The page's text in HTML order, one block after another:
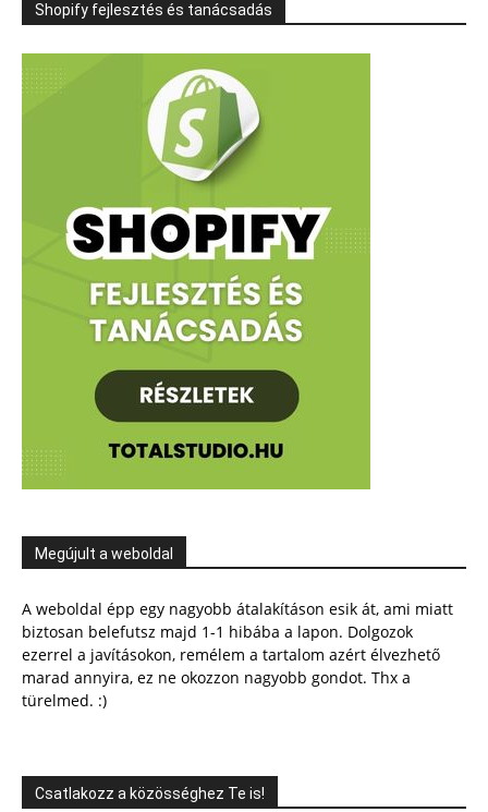
Shopify fejlesztés és tanácsadás
Megújult a weboldal
A weboldal épp egy nagyobb átalakításon esik át, ami miatt
biztosan belefutsz majd 1-1 hibába a lapon. Dolgozok
ezerrel a javításokon, remélem a tartalom azért élvezhető
marad annyira, ez ne okozzon nagyobb gondot. Thx a
türelmed. :)
Csatlakozz a közösséghez Te is!